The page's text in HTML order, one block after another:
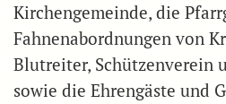
Kirchengemeinde, die
Fahnenabordnungen von
Blutreiter, Schützenverein
sowie die Ehrengäste und